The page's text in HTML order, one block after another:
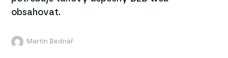
obsahovat.
Martin Bednář